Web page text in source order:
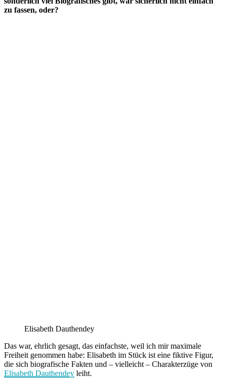
zu fassen, oder?
Elisabeth Dauthendey
Das war, ehrlich gesagt, das einfachste, weil ich mir maximale
Freiheit genommen habe: Elisabeth im Stück ist eine fiktive Figur,
die sich biografische Fakten und – vielleicht – Charakterzüge von
Elisabeth Dauthendey leiht.